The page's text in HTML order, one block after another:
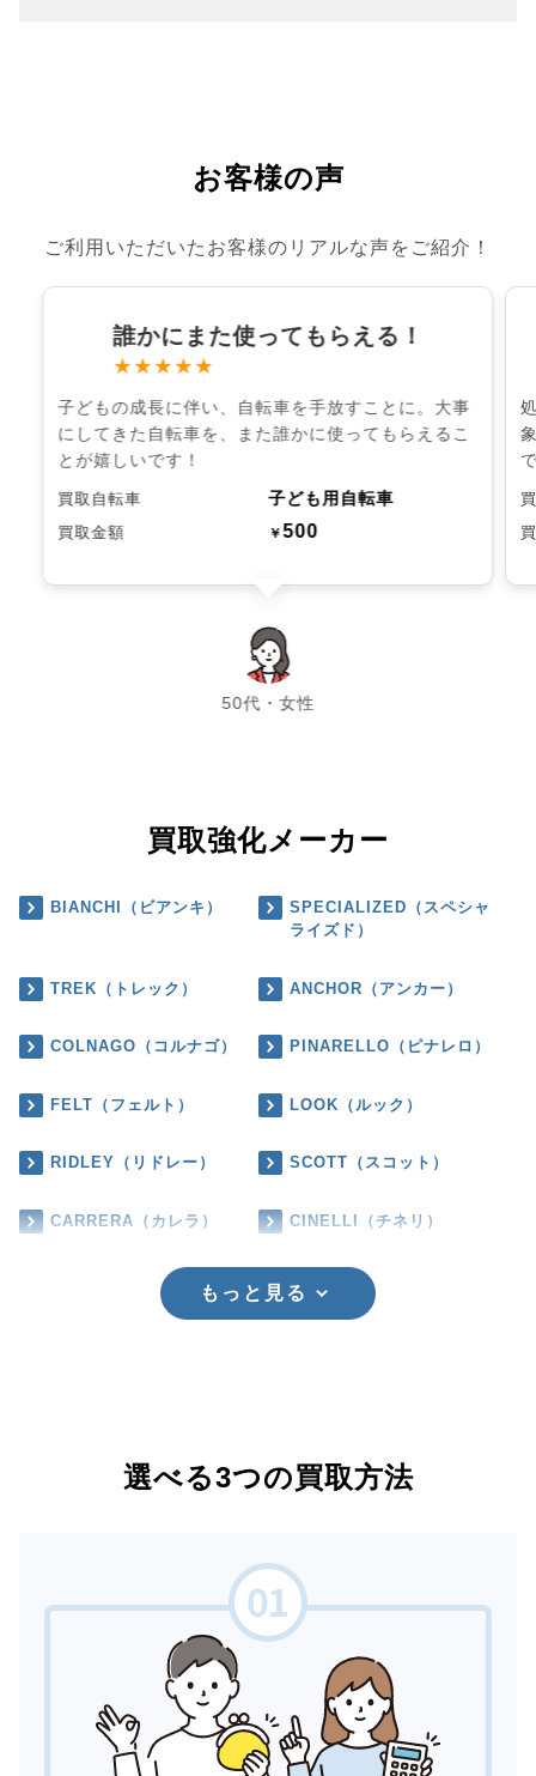
お客様の声
ご利用いただいたお客様のリアルな声をご紹介！
誰かにまた使ってもらえる！
★★★★★
子どもの成長に伴い、自転車を手放すことに。大事
にしてきた自転車を、また誰かに使ってもらえるこ
とが嬉しいです！
買取自転車 子ども用自転車
買取金額 ￥500
50代・女性
chevron_left chevron_right
買取強化メーカー
BIANCHI（ビアンキ）
SPECIALIZED（スペシャ
ライズド）
TREK（トレック） ANCHOR（アンカー）
COLNAGO（コルナゴ） PINARELLO（ピナレロ）
FELT（フェルト） LOOK（ルック）
RIDLEY（リドレー） SCOTT（スコット）
CARRERA（カレラ） CINELLI（チネリ）
もっと見る
選べる3つの買取方法